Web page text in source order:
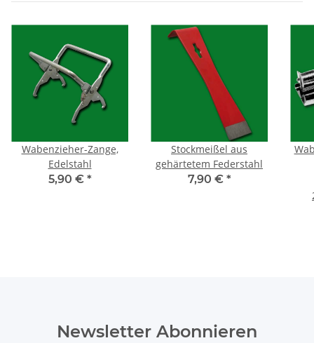
Wabenzieher-Zange,
Edelstahl
5,90 € *
Stockmeißel aus
gehärtetem Federstahl
7,90 € *
Newsletter Abonnieren